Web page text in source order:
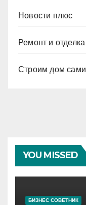
Новости плюс
Ремонт и отделка
Строим дом сами
YOU MISSED
БИЗНЕС СОВЕТНИК